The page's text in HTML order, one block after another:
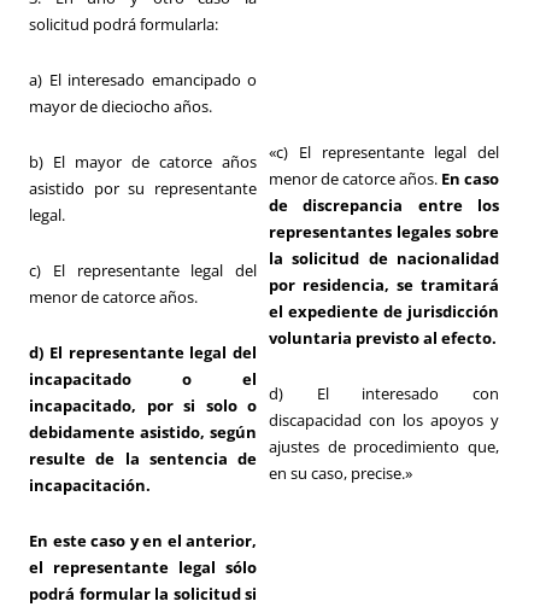
solicitud podrá formularla:
a) El interesado emancipado o
mayor de dieciocho años.
b) El mayor de catorce años
asistido por su representante
legal.
c) El representante legal del
menor de catorce años.
d) El representante legal del
incapacitado o el
incapacitado, por si solo o
debidamente asistido, según
resulte de la sentencia de
incapacitación.
En este caso y en el anterior,
el representante legal sólo
podrá formular la solicitud si
«c) El representante legal del
menor de catorce años. En caso
de discrepancia entre los
representantes legales sobre
la solicitud de nacionalidad
por residencia, se tramitará
el expediente de jurisdicción
voluntaria previsto al efecto.
d) El interesado con
discapacidad con los apoyos y
ajustes de procedimiento que,
en su caso, precise.»